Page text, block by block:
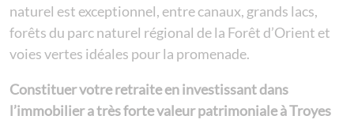
naturel est exceptionnel, entre canaux, grands lacs,
forêts du parc naturel régional de la Forêt d’Orient et
voies vertes idéales pour la promenade.
Constituer votre retraite en investissant dans
l’immobilier a très forte valeur patrimoniale à Troyes